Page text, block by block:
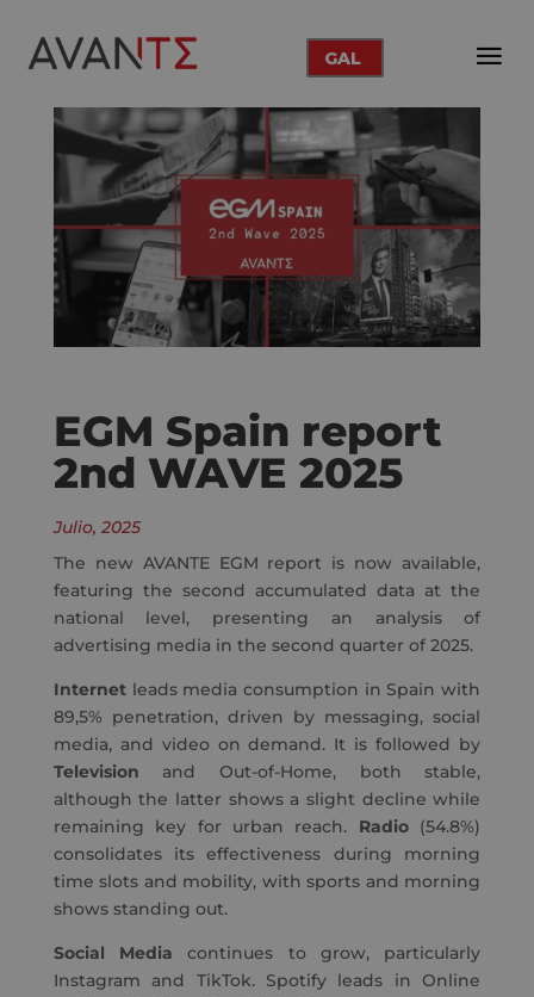
GAL
EGM Spain report
2nd WAVE 2025
Julio, 2025
The new AVANTE EGM report is now available,
featuring the second accumulated data at the
national level, presenting an analysis of
advertising media in the second quarter of 2025.
Internetleads media consumption in Spain with
89,5% penetration, driven by messaging, social
media, and video on demand. It is followed by
Television and Out-of-Home, both stable,
although the latter shows a slight decline while
remaining key for urban reach. Radio(54.8%)
consolidates its effectiveness during morning
time slots and mobility, with sports and morning
shows standing out.
Social Media continues to grow, particularly
Instagram and TikTok. Spotify leads in Online